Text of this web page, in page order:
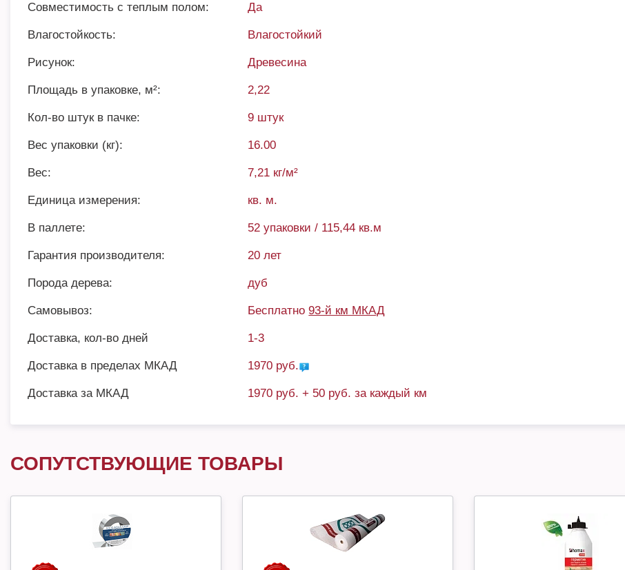
Совместимость с теплым полом: Да
Влагостойкость: Влагостойкий
Рисунок: Древесина
Площадь в упаковке, м²: 2,22
Кол-во штук в пачке: 9 штук
Вес упаковки (кг): 16.00
Вес: 7,21 кг/м²
Единица измерения: кв. м.
В паллете: 52 упаковки / 115,44 кв.м
Гарантия производителя: 20 лет
Порода дерева: дуб
Самовывоз: Бесплатно93-й км МКАД
Доставка, кол-во дней 1-3
Доставка в пределах МКАД 1970 руб.
Доставка за МКАД 1970 руб. + 50 руб. за каждый км
СОПУТСТВУЮЩИЕ ТОВАРЫ